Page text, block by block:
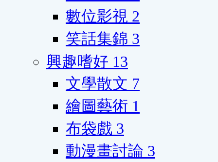
數位影視 2
笑話集錦 3
興趣嗜好 13
文學散文 7
繪圖藝術 1
布袋戲 3
動漫畫討論 3